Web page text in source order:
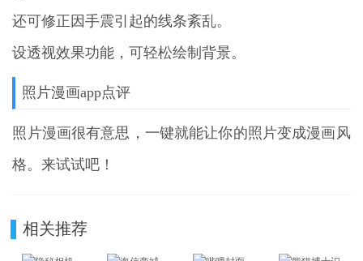
还可修正因手震引起的线条紊乱。
设透视效果功能，可轻松绘制背景。
照片漫画app点评
照片漫画很有意思，一键就能让你的照片变成漫画风
格。来试试吧！
相关推荐